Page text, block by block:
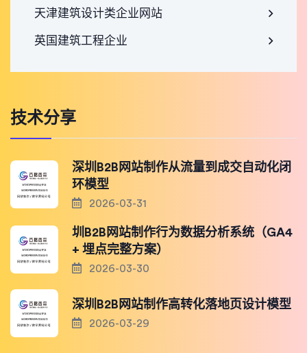
天津建筑设计类企业网站
英国建筑工程企业
技术分享
深圳B2B网站制作从流量到成交自动化闭
环模型
2026-03-31
圳B2B网站制作行为数据分析系统（GA4
+ 埋点完整方案）
2026-03-30
深圳B2B网站制作高转化落地页设计模型
2026-03-29